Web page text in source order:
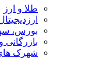
طلا و ارز
بورس،
شهرک